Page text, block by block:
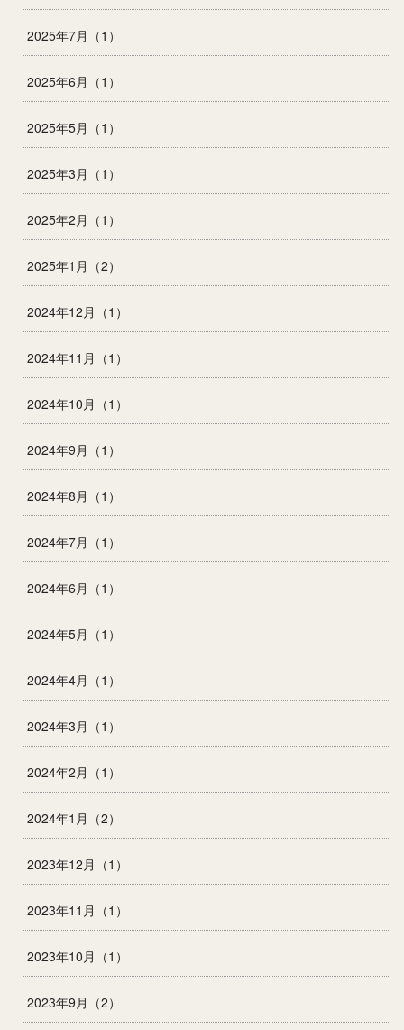
2025年7月（1）
2025年6月（1）
2025年5月（1）
2025年3月（1）
2025年2月（1）
2025年1月（2）
2024年12月（1）
2024年11月（1）
2024年10月（1）
2024年9月（1）
2024年8月（1）
2024年7月（1）
2024年6月（1）
2024年5月（1）
2024年4月（1）
2024年3月（1）
2024年2月（1）
2024年1月（2）
2023年12月（1）
2023年11月（1）
2023年10月（1）
2023年9月（2）